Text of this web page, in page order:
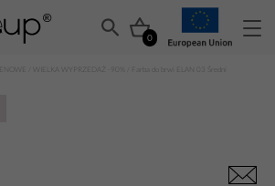
0
WIELKA WYPRZEDAŻ -90%
/ Farba do brwi ELAN 03 Średni